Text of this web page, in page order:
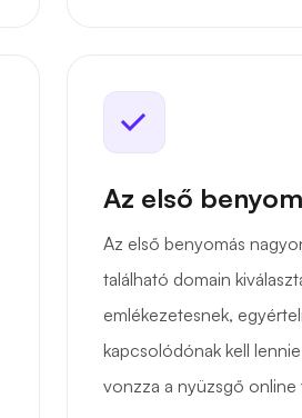
Az első
Az első benyomás
található domain
emlékezetesnek,
kapcsolódónak kell
vonzza a nyüzsgő online